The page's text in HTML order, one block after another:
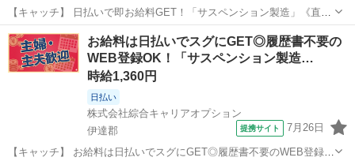
【キャッチ】 日払いで即お給料GET！「サスペンション製造」《直接
雇用の実績あり!》未経験OK!難しいことは基本なし♪幅広い年代の方が
活躍中高時給1360円～1700円！ 【コメント】 製造のお仕事をお探し
におススメ♪ ...
福島 伊達郡 工場
お給料は日払いでスグにGET◎履歴書不要の
WEB登録OK！「サスペンション製造…
時給1,360円
日払い
株式会社綜合キャリアオプション
伊達郡
提携サイト 7月26日
【キャッチ】 お給料は日払いでスグにGET◎履歴書不要のWEB登録